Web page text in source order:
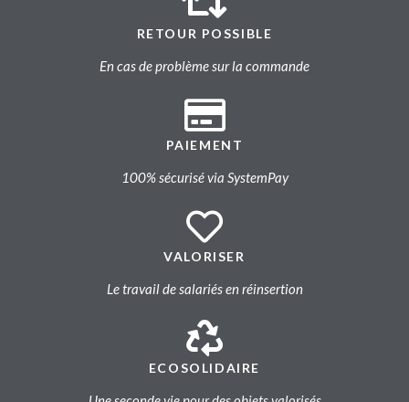
RETOUR POSSIBLE
En cas de problème sur la commande
PAIEMENT
100% sécurisé via SystemPay
VALORISER
Le travail de salariés en réinsertion
ECOSOLIDAIRE